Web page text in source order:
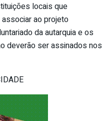
locais que
ao projeto
da autarquia e os
deverão ser assinados nos